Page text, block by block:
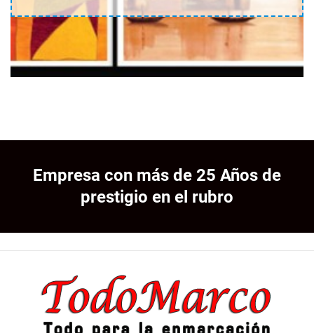
Empresa con más de 25 Años de
prestigio en el rubro